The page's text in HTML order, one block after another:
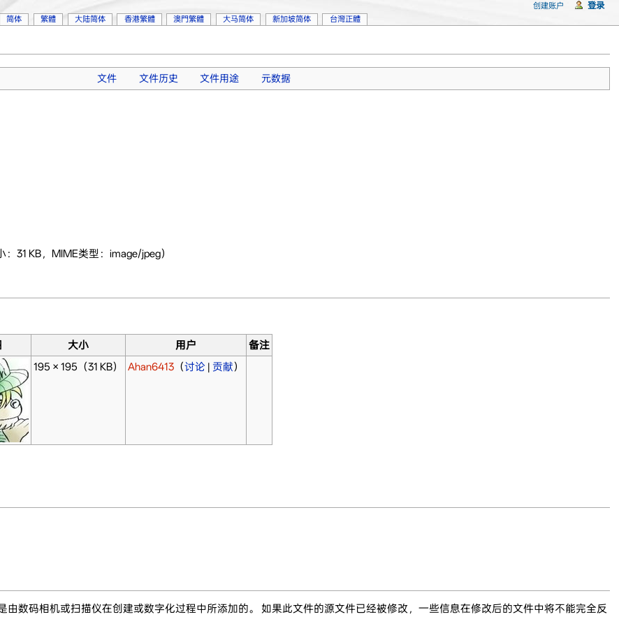
文件 文件历史 文件用途 元数据
：31 KB，MIME类型：image/jpeg）
大小 用户
备注
195 × 195 （31 KB） Ahan6413（讨论| 贡献）
由数码相机或扫描仪在创建或数字化过程中所添加的。 如果此文件的源文件已经被修改，一些信息在修改后的文件中将不能完全反
简体 繁體 大陆简体 香港繁體 澳門繁體 大马简体 新加坡简体 台灣正體
创建账户 登录